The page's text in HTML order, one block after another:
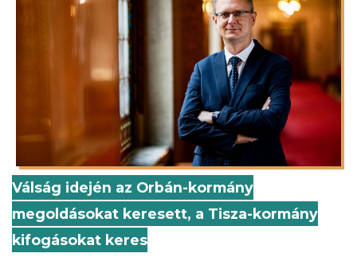
Válság idején az Orbán-kormány
megoldásokat keresett, a Tisza-kormány
kifogásokat keres